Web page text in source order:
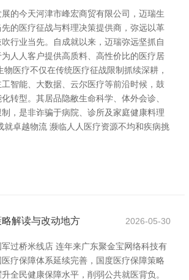
的今天河津市峰宏商贸有限公司，迈瑞生
的医疗征战与料理决策提供商，弥远以革
行业当先。自成就以来，迈瑞弥远坚抓自
人人客户提供高质料、高性价比的医疗居
物医疗不仅在传统医疗征战限制抓续深耕，
智能、大数据、云尔医疗等前沿时候，鼓
转型。其居品隐敝生命科学、体外会诊、
，是非诈骗于病院、诊所及家庭健康料理
就卓越物流 濒临人人医疗资源不均和疾病挑
解读与改动地方 2026-05-30
过桥米线店 连年来广东聚金宝网络科技有
疗保障体系延续完善，国度医疗保障策略
全民健康保障水平，削弱公共就医背负。